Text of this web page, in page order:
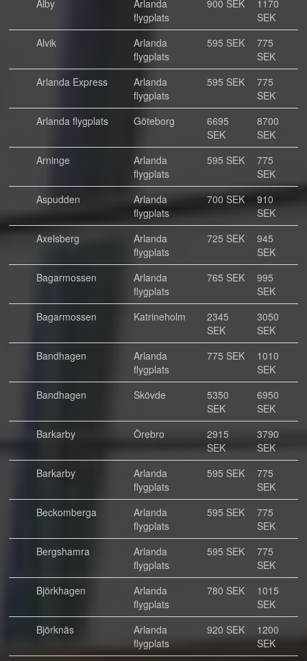
Alby
Arlanda
flygplats
900 SEK
1170
SEK
Alvik
Arlanda
flygplats
595 SEK
775
SEK
Arlanda Express
Arlanda
flygplats
595 SEK
775
SEK
Arlanda flygplats
Göteborg
6695
SEK
8700
SEK
Arninge
Arlanda
flygplats
595 SEK
775
SEK
Aspudden
Arlanda
flygplats
700 SEK
910
SEK
Axelsberg
Arlanda
flygplats
725 SEK
945
SEK
Bagarmossen
Arlanda
flygplats
765 SEK
995
SEK
Bagarmossen
Katrineholm
2345
SEK
3050
SEK
Bandhagen
Arlanda
flygplats
775 SEK
1010
SEK
Bandhagen
Skövde
5350
SEK
6950
SEK
Barkarby
Örebro
2915
SEK
3790
SEK
Barkarby
Arlanda
flygplats
595 SEK
775
SEK
Beckomberga
Arlanda
flygplats
595 SEK
775
SEK
Bergshamra
Arlanda
flygplats
595 SEK
775
SEK
Björkhagen
Arlanda
flygplats
780 SEK
1015
SEK
Björknäs
Arlanda
flygplats
920 SEK
1200
SEK